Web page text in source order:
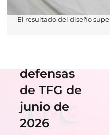
El resultado del diseño
Horario y
acceso al
defensas
de TFG de
junio de
2026
14 Abril 2026